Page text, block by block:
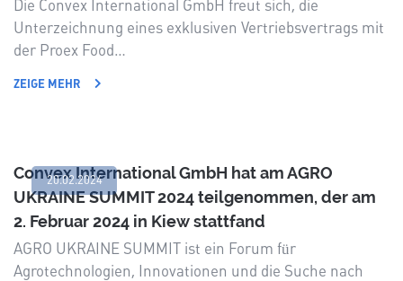
Die Convex International GmbH freut sich, die
Unterzeichnung eines exklusiven Vertriebsvertrags mit
der Proex Food…
ZEIGE MEHR
20.02.2024
Convex International GmbH hat am AGRO
UKRAINE SUMMIT 2024 teilgenommen, der am
2. Februar 2024 in Kiew stattfand
AGRO UKRAINE SUMMIT ist ein Forum für
Agrotechnologien, Innovationen und die Suche nach